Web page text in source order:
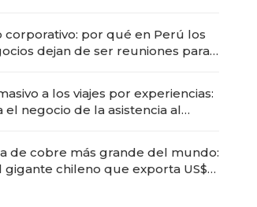
corporativo: por qué en Perú los
dejan de ser reuniones para
a los viajes por experiencias:
el negocio de la asistencia al
de cobre más grande del mundo:
gigante chileno que exporta US$